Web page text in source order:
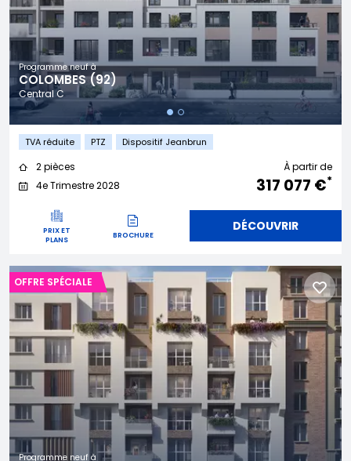
Programme neuf à
COLOMBES (92)
Central C
TVA réduite PTZ Dispositif Jeanbrun
2 pièces
4e Trimestre 2028
À partir de
317 077 €*
PRIX ET
PLANS
BROCHURE
DÉCOUVRIR
Programme neuf à
OFFRE SPÉCIALE